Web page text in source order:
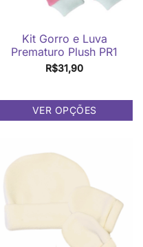
Kit Gorro e Luva
Prematuro Plush PR1
R$31,90
VER OPÇÕES
várias
opções
ser